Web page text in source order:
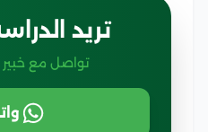
تريد
تواصل مع خبير